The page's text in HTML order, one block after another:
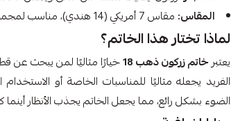
المقاس: مقاس 7 أمريكي (14 هندي)، مناسب لمجموعة متنوعة من الأحجام.
لماذا تختار هذا الخاتم؟
يعتبرخاتم زركون ذهب 18
خيارًا مثاليًا لمن يبحث عن
الفريد يجعله مثاليًا للمناسبات الخاصة أو
الضوء بشكل رائع، مما يجعل الخاتم يجذب الأنظار أينما